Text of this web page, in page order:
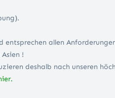
entsprechen allen
!
deshalb nach unseren